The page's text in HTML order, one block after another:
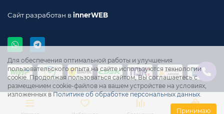
Для обеспечения оптимальной работы и улучшения
пользовательского опыта на сайте используются технологии
cookie. Продолжая пользоваться сайтом, Вы соглашаетесь с
размещением cookie-файлов на вашем устройстве на условиях,
изложенных вПолитике об обработке персональных данных.
Принимаю
Сайт разработан вinnerWEB